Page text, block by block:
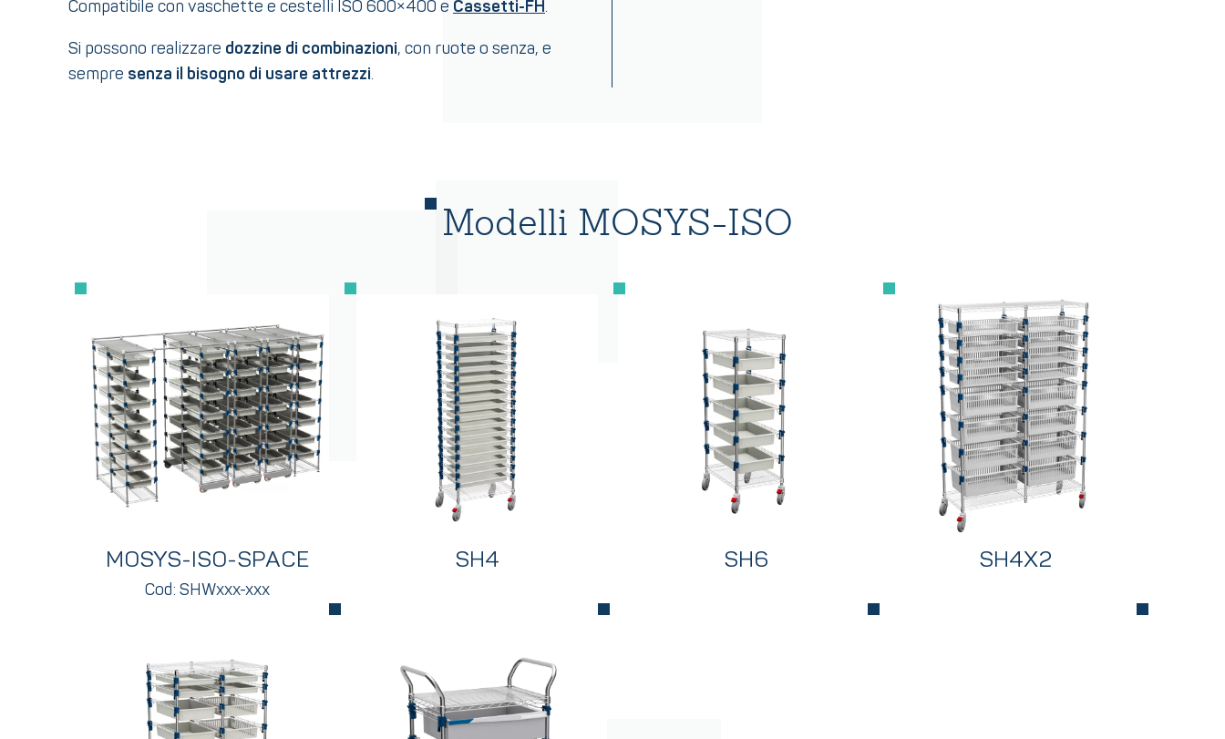
Compatibile con vaschette e cestelli ISO 600×400 e Cassetti-FH.
Si possono realizzare dozzine di combinazioni, con ruote o senza, e
sempre senza il bisogno di usare attrezzi.
Modelli MOSYS-ISO
MOSYS-ISO-SPACE
Cod: SHWxxx-xxx
SH4 SH6 SH4X2